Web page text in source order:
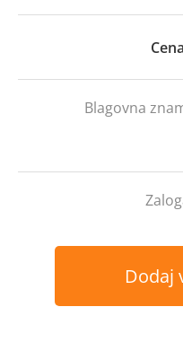
Blagovna
Dodaj